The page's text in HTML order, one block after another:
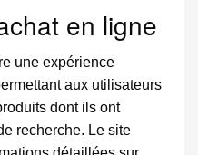
en ligne
une expérience
aux utilisateurs
dont ils ont
recherche. Le site